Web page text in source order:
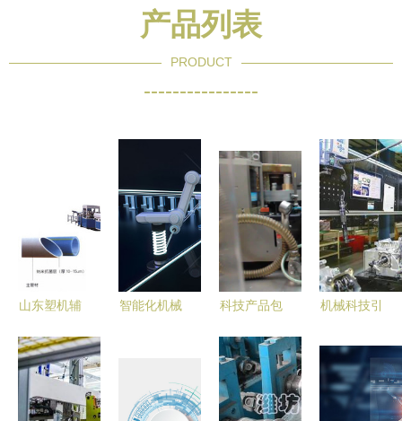
产品列表
PRODUCT
----------------
山东塑机辅
航塑料机械
配套产业高
质量发展
智能化机械
科技产品包
机械美学
机械科技引